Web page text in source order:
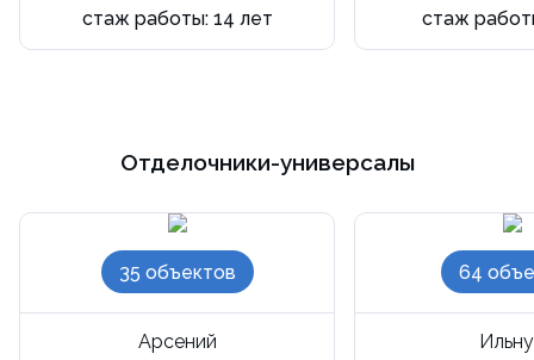
стаж работы: 14 лет стаж
Отделочники-универсалы
35 объектов
Арсений
64